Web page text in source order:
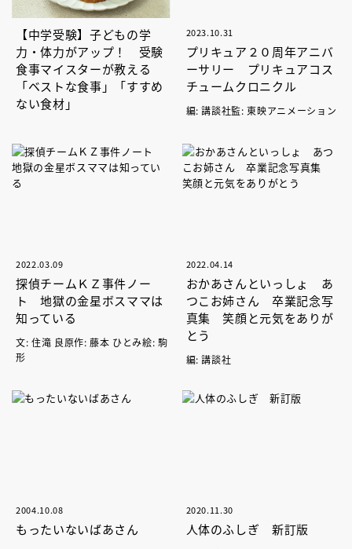
【中学受験】子どもの学
力・体力がアップ！ 受験
食事マイスターが教える
「ベストな食事」「すすめ
ない食材」
2023.10.31
プリキュア２０周年アニバ
ーサリー プリキュアコス
チュームクロニクル
編: 講談社監: 東映アニメーション
2022.03.09
探偵チームＫＺ事件ノー
ト 地獄の金星ボスママは
知っている
文: 住滝 良原作: 藤本 ひとみ絵: 駒
形
2022.04.14
おかあさんといっしょ あ
つこお姉さん 卒業記念写
真集 笑顔と元気をありが
とう
編: 講談社
2004.10.08
もったいないばあさん
2020.11.30
人体のふしぎ 新訂版